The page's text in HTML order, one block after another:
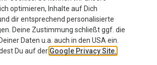
Kartentasche für Ultimate Lenkertaschen
optimieren, Inhalte auf Dich
dir entsprechend personalisierte
Deine Zustimmung schließt ggf. die
Daten u.a. auch in den USA ein.
Du auf der Google Privacy Site.